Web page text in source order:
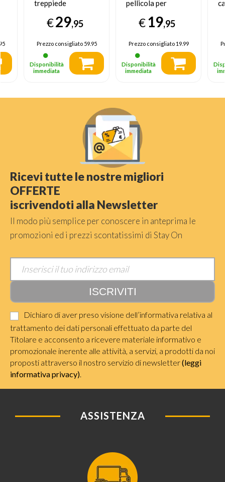
treppiede
digitali/film 3
gamba/gambe
€29,95
Prezzo consigliato59.95
Disponibilità
immediata
pellicola per
6.2 cm x 4.6 cm
€19,95
Prezzo consigliato19.99
Disponibilità
immediata
Ricevi tutte le nostre migliori
OFFERTE
iscrivendoti alla Newsletter
Il modo più semplice per conoscere in anteprima le
promozioni ed i prezzi scontatissimi di Stay On
Dichiaro di aver preso visione dell’informativa relativa al
trattamento dei dati personali effettuato da parte del
Titolare e acconsento a ricevere materiale informativo e
promozionale inerente alle attività, a servizi, a prodotti da noi
proposti attraverso il nostro servizio di newsletter(leggi
informativa privacy).
ASSISTENZA